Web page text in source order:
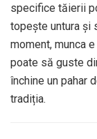
specifice tăierii
topește untura și
moment, munca
poate să guste
închine un pahar
tradiția.